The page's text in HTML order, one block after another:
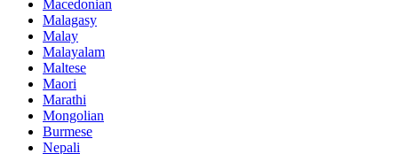
Macedonian
Malagasy
Malay
Malayalam
Maltese
Maori
Marathi
Mongolian
Burmese
Nepali